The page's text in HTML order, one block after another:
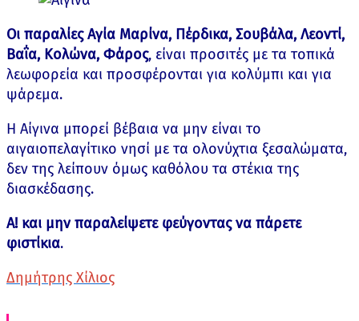
Οι παραλίες Αγία Μαρίνα, Πέρδικα, Σουβάλα, Λεοντί,
Βαΐα, Κολώνα, Φάρος, είναι προσιτές με τα τοπικά
λεωφορεία και προσφέρονται για κολύμπι και για
ψάρεμα.
Η Αίγινα μπορεί βέβαια να μην είναι το
αιγαιοπελαγίτικο νησί με τα ολονύχτια ξεσαλώματα,
δεν της λείπουν όμως καθόλου τα στέκια της
διασκέδασης.
Α! και μην παραλείψετε φεύγοντας να πάρετε
φιστίκια.
Δημήτρης Χίλιος